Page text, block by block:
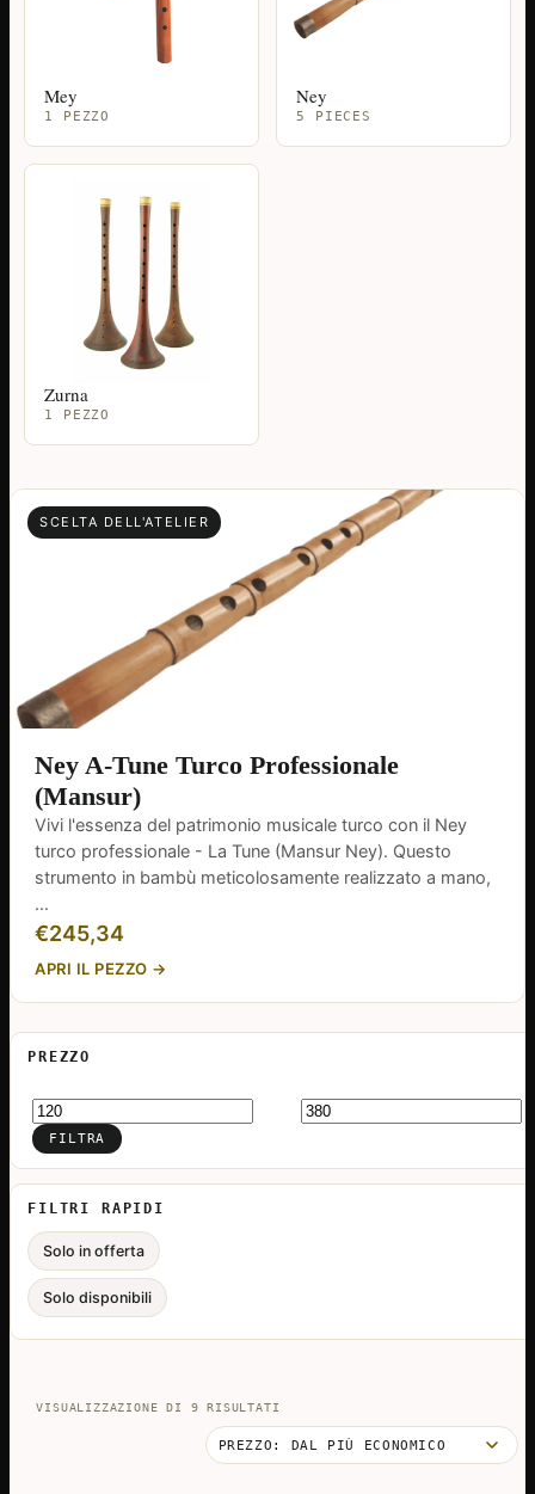
Mey
1 PEZZO
Ney
5 PIECES
Zurna
1 PEZZO
SCELTA DELL'ATELIER
Ney A-Tune Turco Professionale
(Mansur)
Vivi l'essenza del patrimonio musicale turco con il Ney
turco professionale - La Tune (Mansur Ney). Questo
strumento in bambù meticolosamente realizzato a mano,
…
€245,34
APRI IL PEZZO →
PREZZO
Prezzo
Min
Prezzo
MaxFILTRA
FILTRI RAPIDI
Solo in offerta
Solo disponibili
VISUALIZZAZIONE DI 9 RISULTATI
PIÙ